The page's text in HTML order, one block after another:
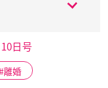
日号
離婚